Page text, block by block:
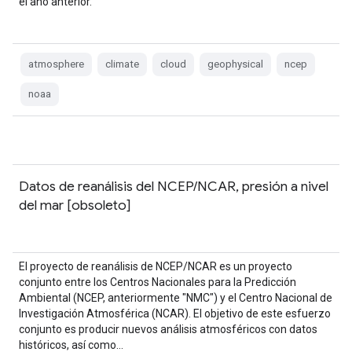
atmosphere climate cloud geophysical ncep
noaa
Datos de reanálisis del NCEP/NCAR, presión a nivel
del mar [obsoleto]
El proyecto de reanálisis de NCEP/NCAR es un proyecto
conjunto entre los Centros Nacionales para la Predicción
Ambiental (NCEP, anteriormente "NMC") y el Centro Nacional de
Investigación Atmosférica (NCAR). El objetivo de este esfuerzo
conjunto es producir nuevos análisis atmosféricos con datos
históricos, así como…